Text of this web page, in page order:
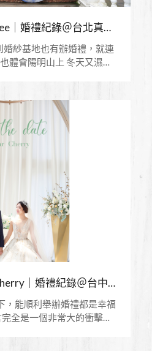
台北婚攝｜Len ＆ Renee｜婚禮紀錄＠台北真愛桃花源
紗基地也有辦婚禮，就連
體會陽明山上 冬天又濕又
觀賞更多作品：
IG：
jasonchien823/
台中婚攝｜ Oscar & Cherry｜婚禮紀錄＠台中萊特維庭/美式婚禮
，能順利舉辦婚禮都是幸福
全是一個非常大的衝擊，